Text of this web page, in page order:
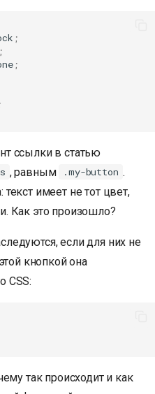
;
;
;
ссылки в статью
, равным .my-button .
имеет не тот цвет,
Как это произошло?
если для них не
кнопкой она
CSS:
так происходит и как